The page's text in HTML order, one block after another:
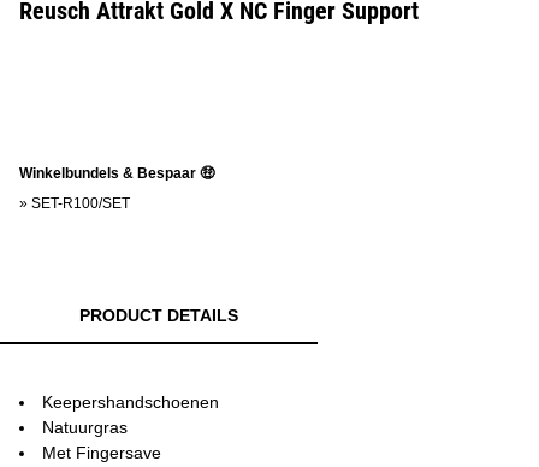
Reusch Attrakt Gold X NC Finger Support
Winkelbundels & Bespaar 🤑
» SET-R100/SET
PRODUCT DETAILS
Keepershandschoenen
Natuurgras
Met Fingersave